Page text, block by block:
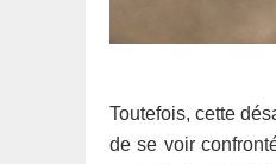
Toutefois, cette
de se voir